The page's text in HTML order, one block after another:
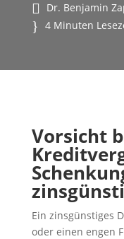
Dr. Benjamin
4 Minuten
Vorsicht
Ein zinsgünstiges
oder einen engen